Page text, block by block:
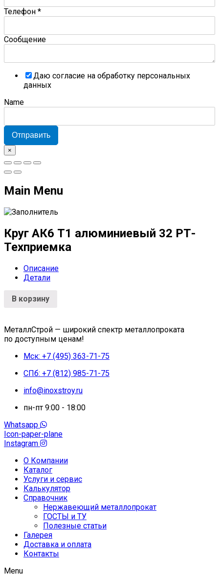
Телефон *
Сообщение
Даю согласие на обработку персональных
данных
Name
Отправить
×
Main Menu
Круг АК6 Т1 алюминиевый 32 РТ-
Техприемка
Описание
Детали
В корзину
МеталлСтрой — широкий спектр металлопроката
по доступным ценам!
Мск: +7 (495) 363-71-75
СПб: +7 (812) 985-71-75
info@inoxstroy.ru
пн-пт 9:00 - 18:00
Whatsapp
Icon-paper-plane
Instagram
О Компании
Каталог
Услуги и сервис
Калькулятор
Справочник
Нержавеющий металлопрокат
ГОСТЫ и ТУ
Полезные статьи
Галерея
Доставка и оплата
Контакты
Menu